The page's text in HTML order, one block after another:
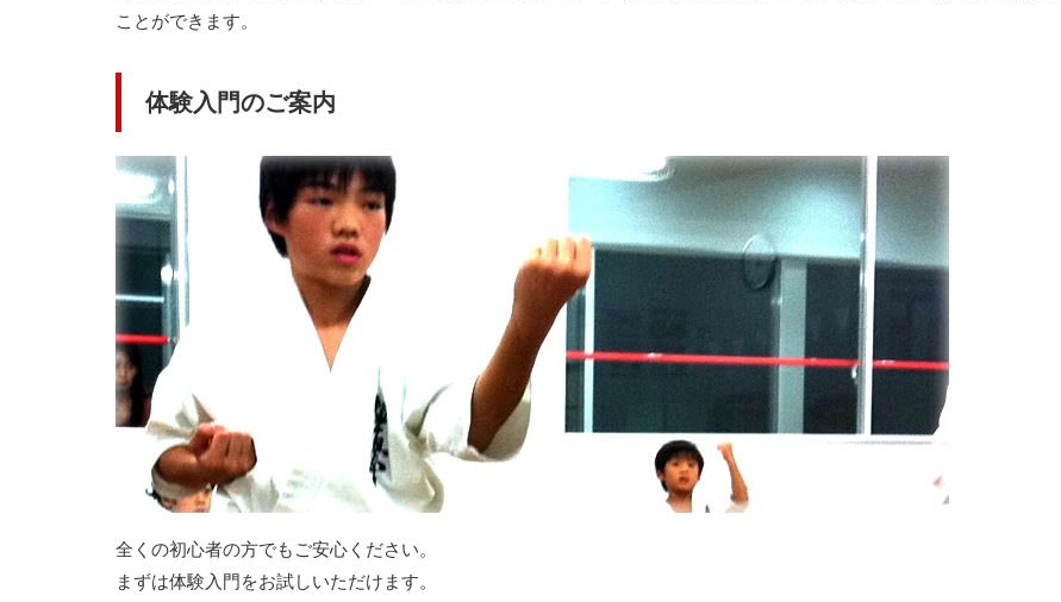
ことができます。
体験入門のご案内
全くの初心者の方でもご安心ください。
まずは体験入門をお試しいただけます。